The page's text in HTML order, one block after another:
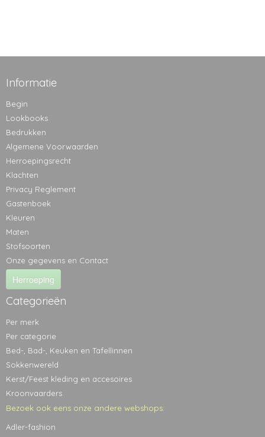
Informatie
Begin
Lookbooks
Bedrukken
Algemene Voorwaarden
Herroepingsrecht
Klachten
Privacy Reglement
Gastenboek
Kleuren
Maten
Stofsoorten
Onze gegevens en Contact
Herroeping
Categorieën
Per merk
Per categorie
Bed-, Bad-, Keuken en Tafellinnen
Sokkenwereld
Kerst/Feest kleding en accesoires
Kroonvaarders
Bezoek ook eens onze andere webshops:
Adler-fashion